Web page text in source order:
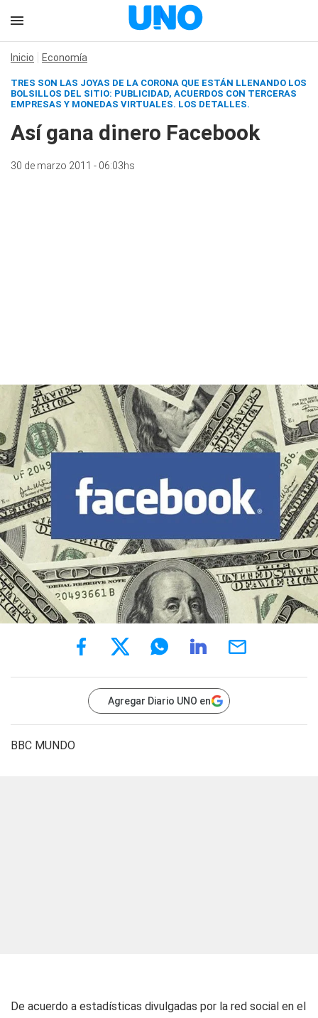
Inicio Economía
TRES SON LAS JOYAS DE LA CORONA QUE ESTÁN LLENANDO LOS
BOLSILLOS DEL SITIO: PUBLICIDAD, ACUERDOS CON TERCERAS
EMPRESAS Y MONEDAS VIRTUALES. LOS DETALLES.
Así gana dinero Facebook
30 de marzo 2011 - 06:03hs
Agregar Diario UNO en
BBC MUNDO
De acuerdo a estadísticas divulgadas por la red social en el